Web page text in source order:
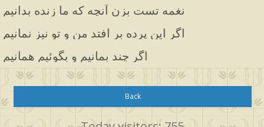
نغمه تست بزن آنچه که ما زنده بدانیم
اگر این پرده بر افتد من و تو نیز نمانیم
اگر چند بمانیم و بگوئیم همانیم
Back